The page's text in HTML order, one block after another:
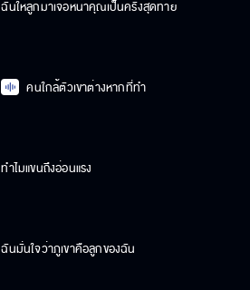
ฉันให้ลูกมาเจอหน้าคุณเป็นครั้งสุดท้าย
คนใกล้ตัวเขาต่างหากที่ทำ
ทําไมแขนถึงอ่อนแรง
ฉันมั่นใจว่าภูเขาคือลูกของฉัน